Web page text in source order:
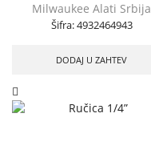
Milwaukee Alati Srbija
Šifra:4932464943
DODAJ U ZAHTEV